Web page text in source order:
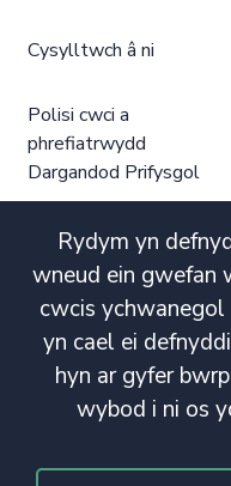
Rydym yn
wneud ein gwefan
cwcis
yn cael ei
hyn ar gyfer
wybod i ni os
Cysylltwch â ni
Polisi cwci a
phrefiatrwydd
Dargandod Prifysgol